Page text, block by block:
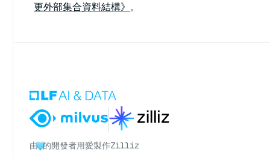
更外部集合資料結構》 。
由 的開發者用愛製作Zilliz